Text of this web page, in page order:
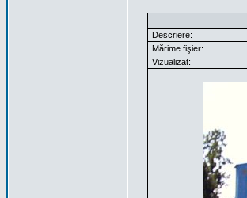
Descriere:
Mărime fişier:
Vizualizat: